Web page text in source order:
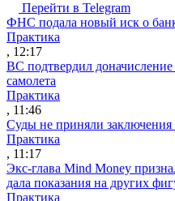
Перейти в Telegram
ФНС подала новый иск о
Практика
, 12:17
ВС подтвердил
самолета
Практика
, 11:46
Суды не приняли заключения
Практика
, 11:17
Экс-глава Mind Money
дала показания на других
Практика